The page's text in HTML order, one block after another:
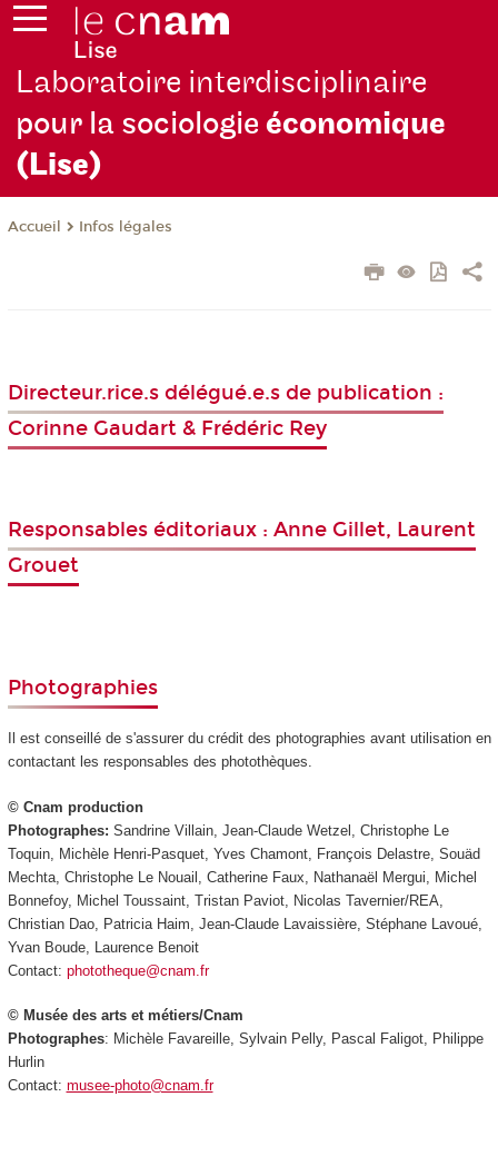
Laboratoire interdisciplinaire
pour la sociologieéconomique
(Lise)
Accueil Infos légales
Directeur.rice.s délégué.e.s de publication :
Corinne Gaudart & Frédéric Rey
Responsables éditoriaux : Anne Gillet, Laurent
Grouet
Photographies
Il est conseillé de s'assurer du crédit des photographies avant utilisation en
contactant les responsables des photothèques.
© Cnam production
Photographes: Sandrine Villain, Jean-Claude Wetzel, Christophe Le
Toquin, Michèle Henri-Pasquet, Yves Chamont, François Delastre, Souäd
Mechta, Christophe Le Nouail, Catherine Faux, Nathanaël Mergui, Michel
Bonnefoy, Michel Toussaint, Tristan Paviot, Nicolas Tavernier/REA,
Christian Dao, Patricia Haim, Jean-Claude Lavaissière, Stéphane Lavoué,
Yvan Boude, Laurence Benoit
Contact: phototheque@cnam.fr
© Musée des arts et métiers/Cnam
Photographes: Michèle Favareille, Sylvain Pelly, Pascal Faligot, Philippe
Hurlin
Contact: musee-photo@cnam.fr